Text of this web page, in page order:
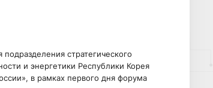
стратегического
и энергетики Республики Корея
в рамках первого дня форума